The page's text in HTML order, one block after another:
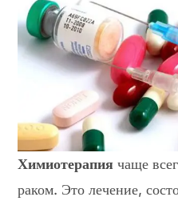
Химиотерапия чаще
раком. Это лечение,